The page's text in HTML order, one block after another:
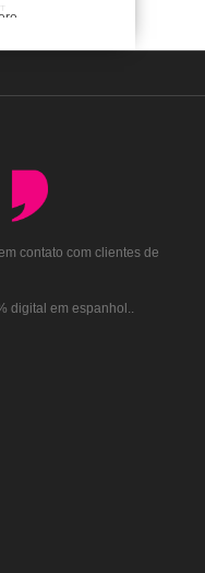
contato com clientes de
digital em espanhol..